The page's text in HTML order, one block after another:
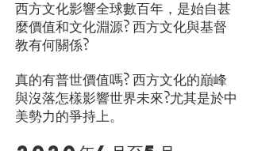
西方文化影響全球數百年，是始自甚
麼價值和文化淵源? 西方文化與基督
教有何關係?
真的有普世價值嗎? 西方文化的巔峰
與沒落怎樣影響世界未來?尤其是於中
美勢力的爭持上。